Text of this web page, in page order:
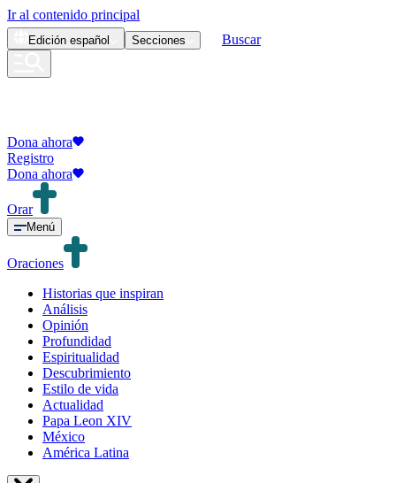
Ir al contenido principal
Edición español Secciones Buscar
Dona ahora
Registro
Dona ahora
Orar
Menú
Oraciones
Historias que inspiran
Análisis
Opinión
Profundidad
Espiritualidad
Descubrimiento
Estilo de vida
Actualidad
Papa Leon XIV
México
América Latina